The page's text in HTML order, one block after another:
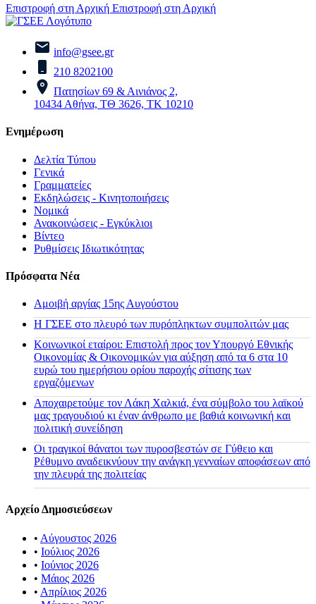
Επιστροφή στη Αρχική Επιστροφή στη Αρχική
info@gsee.gr
210 8202100
Πατησίων 69 & Αινιάνος 2,
10434 Αθήνα, ΤΘ 3626, ΤΚ 10210
Ενημέρωση
Δελτία Τύπου
Γενικά
Γραμματείες
Εκδηλώσεις - Κινητοποιήσεις
Νομικά
Ανακοινώσεις - Εγκύκλιοι
Βίντεο
Ρυθμίσεις Ιδιωτικότητας
Πρόσφατα Νέα
Αμοιβή αργίας 15ης Αυγούστου
H ΓΣΕΕ στο πλευρό των πυρόπληκτων συμπολιτών μας
Κοινωνικοί εταίροι: Επιστολή προς τον Υπουργό Εθνικής
Οικονομίας & Οικονομικών για αύξηση από τα 6 στα 10
ευρώ του ημερήσιου ορίου παροχής σίτισης των
εργαζόμενων
Αποχαιρετούμε τον Λάκη Χαλκιά, ένα σύμβολο του λαϊκού
μας τραγουδιού κι έναν άνθρωπο με βαθιά κοινωνική και
πολιτική συνείδηση
Οι τραγικοί θάνατοι των πυροσβεστών σε Γύθειο και
Ρέθυμνο αναδεικνύουν την ανάγκη γενναίων αποφάσεων από
την πλευρά της πολιτείας
Αρχείο Δημοσιεύσεων
• Αύγουστος 2026
• Ιούλιος 2026
• Ιούνιος 2026
• Μάιος 2026
• Απρίλιος 2026